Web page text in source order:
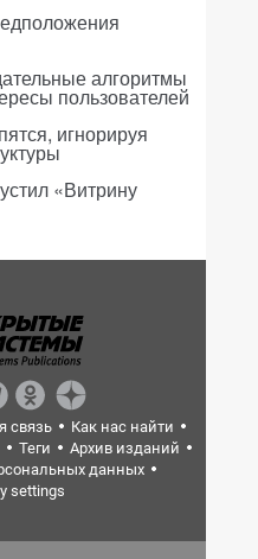
алгоритмы
пользователей
игнорируя
«Витрину
связь
Как нас найти
Теги
Архив изданий
данных
settings